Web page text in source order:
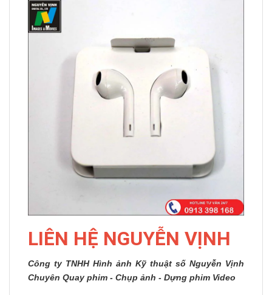
LIÊN HỆ NGUYỄN VỊNH
Công ty TNHH Hình ảnh Kỹ thuật số Nguyễn Vịnh
Chuyên Quay phim - Chụp ảnh - Dựng phim Video